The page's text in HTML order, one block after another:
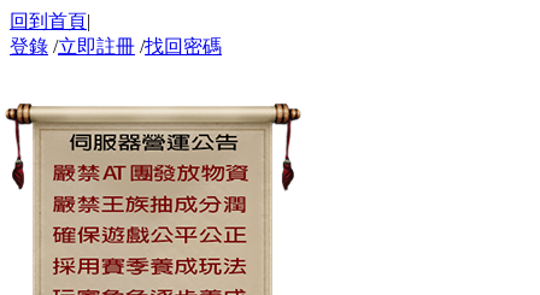
回到首頁|
登錄 /立即註冊 /找回密碼